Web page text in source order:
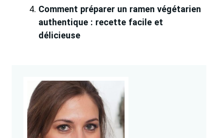
Comment préparer un ramen végétarien
authentique : recette facile et
délicieuse